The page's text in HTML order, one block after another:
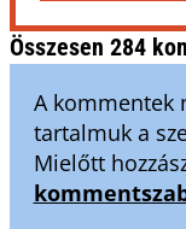
Összesen 284
A kommentek
tartalmuk a
Mielőtt